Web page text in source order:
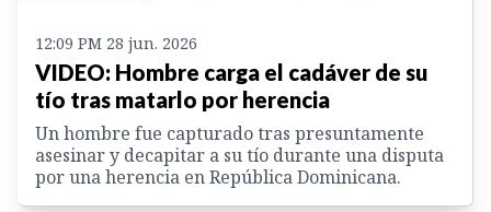
12:09 PM 28 jun. 2026
VIDEO: Hombre carga el cadáver de su
tío tras matarlo por herencia
Un hombre fue capturado tras presuntamente
asesinar y decapitar a su tío durante una disputa
por una herencia en República Dominicana.